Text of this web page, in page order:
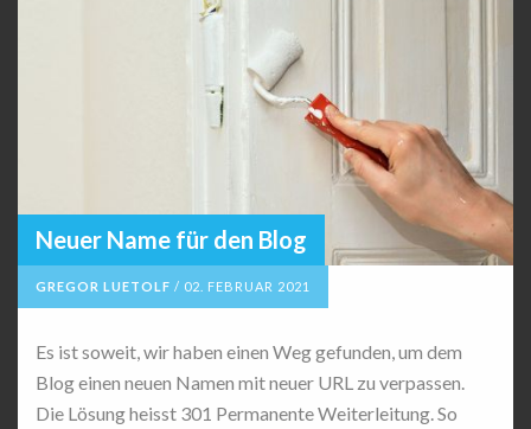
Neuer Name für den Blog
GREGOR LUETOLF / 02. FEBRUAR 2021
Es ist soweit, wir haben einen Weg gefunden, um dem
Blog einen neuen Namen mit neuer URL zu verpassen.
Die Lösung heisst 301 Permanente Weiterleitung. So